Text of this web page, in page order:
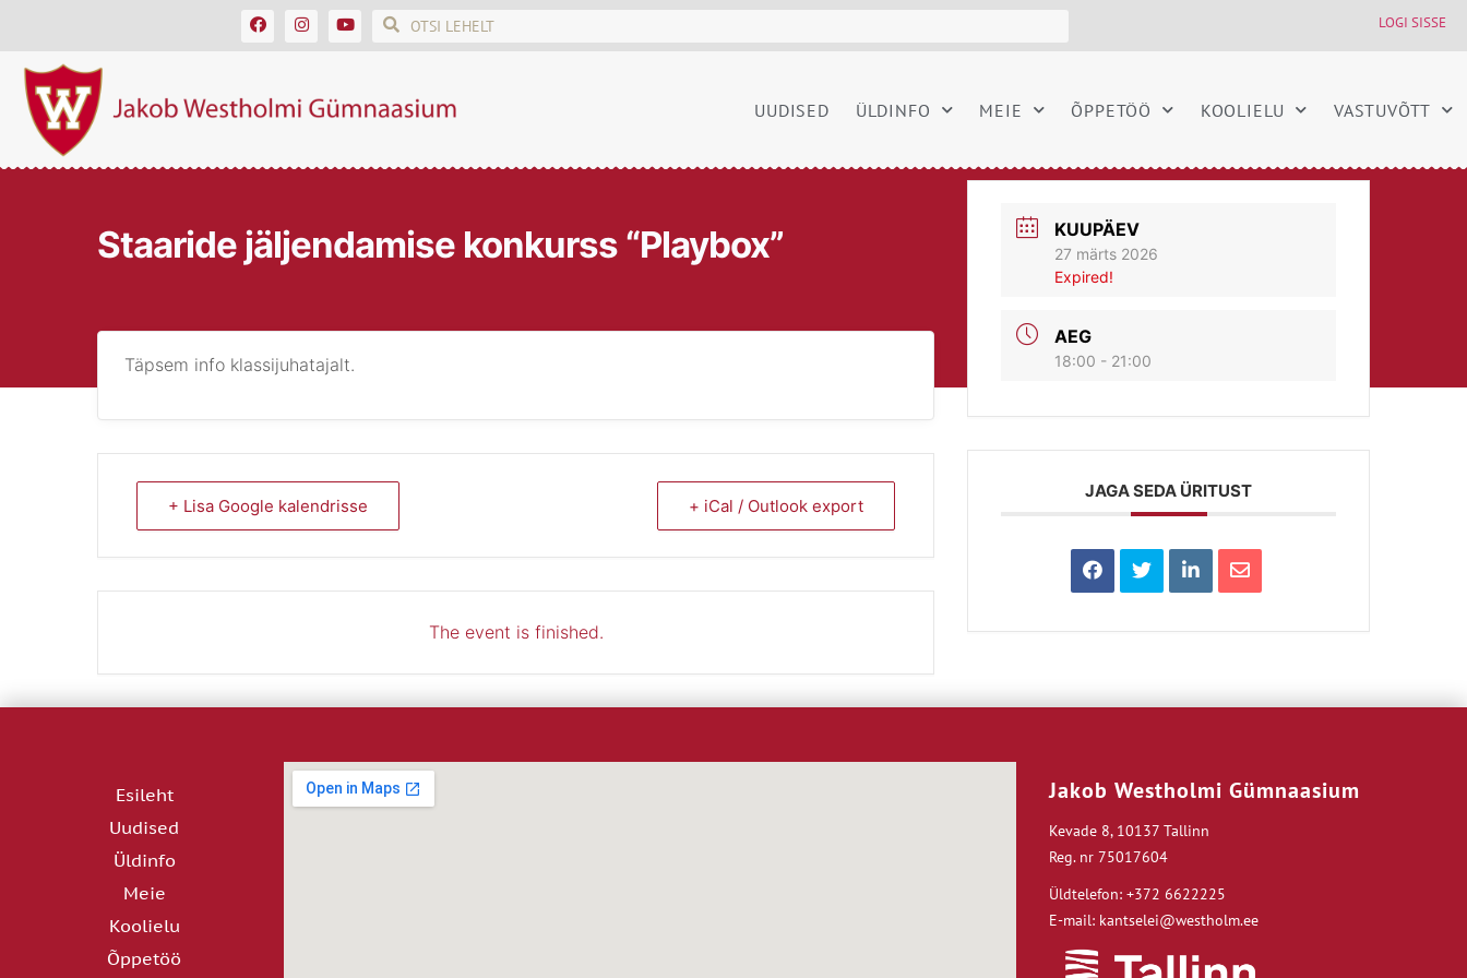
LOGI SISSE
UUDISED ÜLDINFO MEIE ÕPPETÖÖ KOOLIELU VASTUVÕTT
Staaride jäljendamise konkurss “Playbox”
Täpsem info klassijuhatajalt.
+ Lisa Google kalendrisse + iCal / Outlook export
The event is finished.
KUUPÄEV
27 märts 2026
Expired!
AEG
18:00 - 21:00
JAGA SEDA ÜRITUST
Esileht
Uudised
Üldinfo
Meie
Koolielu
Õppetöö
Jakob Westholmi Gümnaasium
Kevade 8, 10137 Tallinn
Reg. nr 75017604
Üldtelefon: +372 6622225
E-mail: kantselei@westholm.ee